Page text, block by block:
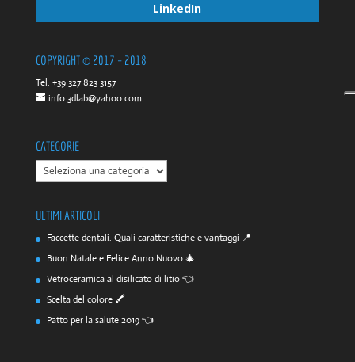
LinkedIn
COPYRIGHT © 2017 – 2018
Tel. +39 327 823 3157
info.3dlab@yahoo.com
CATEGORIE
CATEGORIE
ULTIMI ARTICOLI
Faccette dentali. Quali caratteristiche e vantaggi 📍
Buon Natale e Felice Anno Nuovo 🎄
Vetroceramica al disilicato di litio 👈
Scelta del colore 🖍️
Patto per la salute 2019 👈